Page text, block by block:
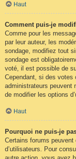
Haut
Comment puis-je
Comme pour les
par leur auteur, les
sondage, modifiez tout
sondage est
voté, il est possible de
Cependant, si des votes
administrateurs peuvent
de modifier les options
Haut
Pourquoi ne puis-je
Certains forums
d’utilisateurs. Pour